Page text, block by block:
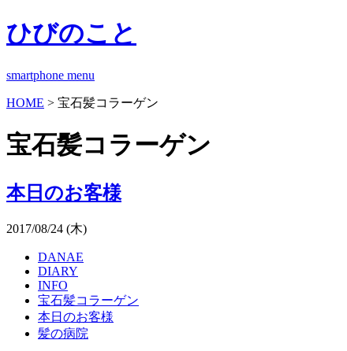
ひびのこと
smartphone menu
HOME > 宝石髪コラーゲン
宝石髪コラーゲン
本日のお客様
2017/08/24 (木)
DANAE
DIARY
INFO
宝石髪コラーゲン
本日のお客様
髪の病院